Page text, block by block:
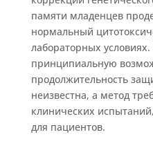
памяти младенцев
нормальный
лабораторных
принципиальную
продолжительность
неизвестна, а метод
клинических
для пациентов.